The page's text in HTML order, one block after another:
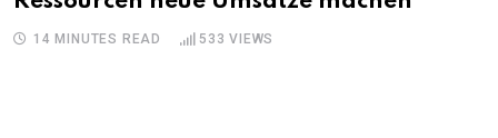
14 MINUTES READ 533 VIEWS